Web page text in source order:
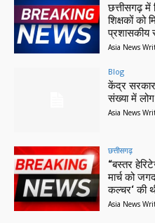
छत्तीसगढ़
शिक्षकों को
प्रशासकीय
Asia News
Blog
केंद्र
संख्या में
Asia News
छत्तीसगढ़
“बस्तर
मार्च को
कल्चर‘ की
Asia News